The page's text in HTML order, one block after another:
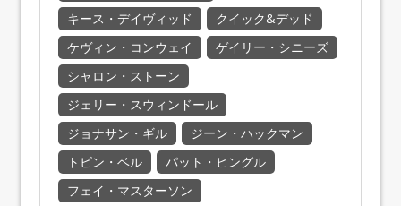
キース・デイヴィッド
クイック&デッド
ケヴィン・コンウェイ
ゲイリー・シニーズ
シャロン・ストーン
ジェリー・スウィンドール
ジョナサン・ギル
ジーン・ハックマン
トビン・ベル
パット・ヒングル
フェイ・マスターソン